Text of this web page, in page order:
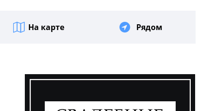
На карте Рядом